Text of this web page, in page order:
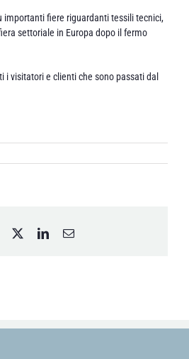
importanti fiere riguardanti tessili tecnici,
settoriale in Europa dopo il fermo
i visitatori e clienti che sono passati dal
Facebook LinkedInEmail